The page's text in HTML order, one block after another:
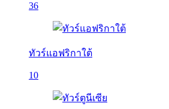
36
ทัวร์แอฟริกาใต้
10